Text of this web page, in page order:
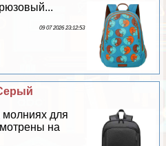
09 07 2026 23:12:53
молниях для
на